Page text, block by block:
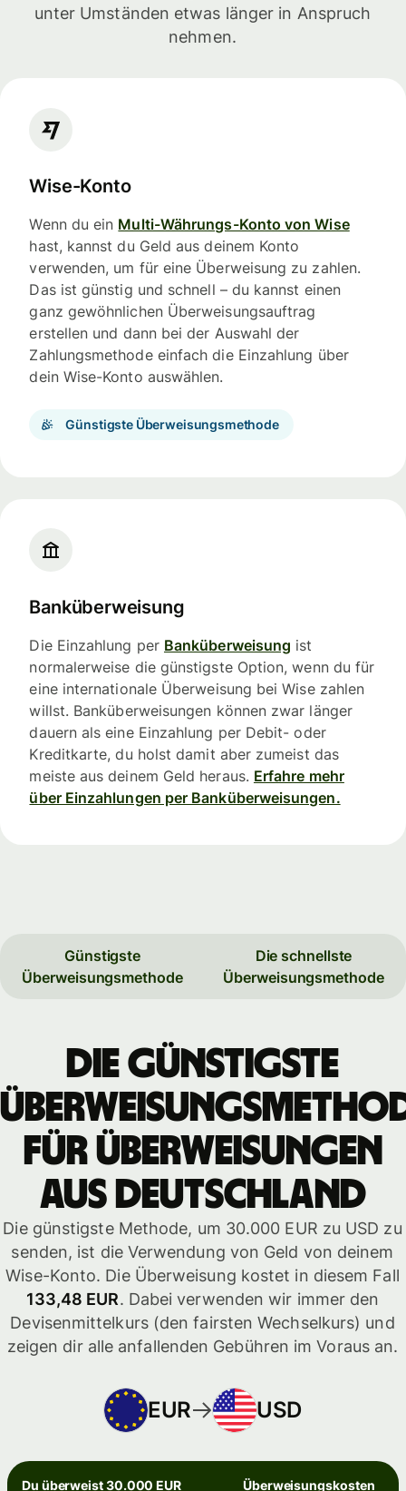
unter Umständen etwas länger in Anspruch
nehmen.
Wise-Konto
Wenn du ein Multi-Währungs-Konto von Wise
hast, kannst du Geld aus deinem Konto
verwenden, um für eine Überweisung zu zahlen.
Das ist günstig und schnell – du kannst einen
ganz gewöhnlichen Überweisungsauftrag
erstellen und dann bei der Auswahl der
Zahlungsmethode einfach die Einzahlung über
dein Wise-Konto auswählen.
Günstigste Überweisungsmethode
Banküberweisung
Die Einzahlung per Banküberweisung ist
normalerweise die günstigste Option, wenn du für
eine internationale Überweisung bei Wise zahlen
willst. Banküberweisungen können zwar länger
dauern als eine Einzahlung per Debit- oder
Kreditkarte, du holst damit aber zumeist das
meiste aus deinem Geld heraus. Erfahre mehr
über Einzahlungen per Banküberweisungen.
Günstigste
Überweisungsmethode
Die schnellste
Überweisungsmethode
Die günstigste
für Überweisungen
aus Deutschland
Die günstigste Methode, um 30.000 EUR zu USD zu
senden, ist die Verwendung von Geld von deinem
Wise-Konto. Die Überweisung kostet in diesem Fall
133,48 EUR. Dabei verwenden wir immer den
Devisenmittelkurs (den fairsten Wechselkurs) und
zeigen dir alle anfallenden Gebühren im Voraus an.
EUR USD
Du überweist 30.000 EUR Überweisungskosten